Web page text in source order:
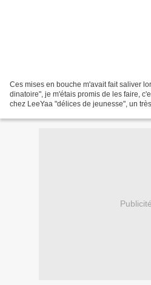
Ces mises en bouche m'avait fait saliver
dinatoire", je m'étais promis de les faire,
chez LeeYaa "délices de jeunesse", un
Publicité